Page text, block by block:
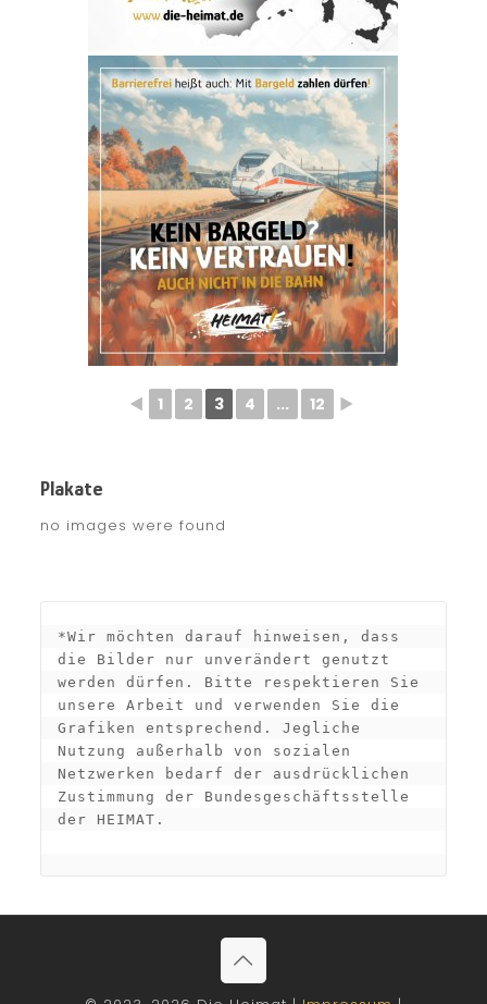
◄ 1 2 3 4 ... 12 ►
Plakate
no images were found
*Wir möchten darauf hinweisen, dass
die Bilder nur unverändert genutzt
werden dürfen. Bitte respektieren Sie
unsere Arbeit und verwenden Sie die
Grafiken entsprechend. Jegliche
Nutzung außerhalb von sozialen
Netzwerken bedarf der ausdrücklichen
Zustimmung der Bundesgeschäftsstelle
der HEIMAT.